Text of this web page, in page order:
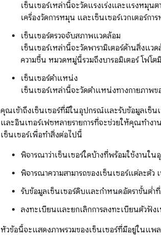
เซ็นเซอร์เหล่านี้จะวัดแรงเร่งและแรงหมุน
เครื่องวัดการหมุน และเซ็นเซอร์เวกเตอร์กา
เซ็นเซอร์ตรวจจับสภาพแวดล้อม
เซ็นเซอร์เหล่านี้จะวัดพารามิเตอร์ด้านสิ่งแ
ความชื้น หมวดหมู่นี้รวมถึงบารอมิเตอร์ โฟโต
เซ็นเซอร์ตำแหน่ง
เซ็นเซอร์เหล่านี้จะวัดตำแหน่งทางกายภา
คุณเข้าถึงเซ็นเซอร์ที่มีในอุปกรณ์และรับข้อมูลเซ็นเ
และอินเทอร์เฟซหลายรายการที่จะช่วยให้คุณทำงา
เซ็นเซอร์เพื่อทำสิ่งต่อไปนี้
พิจารณาว่าเซ็นเซอร์ใดบ้างที่พร้อมใช้งานใ
พิจารณาความสามารถของเซ็นเซอร์แต่ละตั
รับข้อมูลเซ็นเซอร์ดิบและกำหนดอัตราขั้นต่ำ
ลงทะเบียนและยกเลิกการลงทะเบียนตัวฟัง
หัวข้อนี้จะแสดงภาพรวมของเซ็นเซอร์ที่มีอยู่ในแพ